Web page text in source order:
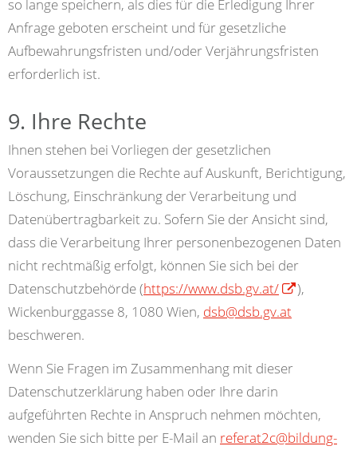
so lange speichern, als dies für die Erledigung Ihrer
Anfrage geboten erscheint und für gesetzliche
Aufbewahrungsfristen und/oder Verjährungsfristen
erforderlich ist.
9. Ihre Rechte
Ihnen stehen bei Vorliegen der gesetzlichen
Voraussetzungen die Rechte auf Auskunft, Berichtigung,
Löschung, Einschränkung der Verarbeitung und
Datenübertragbarkeit zu. Sofern Sie der Ansicht sind,
dass die Verarbeitung Ihrer personenbezogenen Daten
nicht rechtmäßig erfolgt, können Sie sich bei der
Datenschutzbehörde (https://www.dsb.gv.at/
),
Wickenburggasse 8, 1080 Wien, dsb@dsb.gv.at
beschweren.
Wenn Sie Fragen im Zusammenhang mit dieser
Datenschutzerklärung haben oder Ihre darin
aufgeführten Rechte in Anspruch nehmen möchten,
wenden Sie sich bitte per E-Mail an referat2c@bildung-